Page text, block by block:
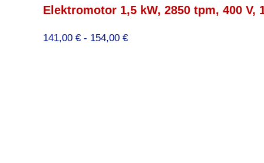
Elektromotor 1,5 kW, 2850 tpm, 400 V,
141,00 € - 154,00 €Prijsklasse: